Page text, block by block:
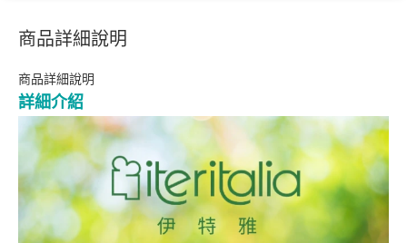
商品詳細說明
商品詳細說明
詳細介紹